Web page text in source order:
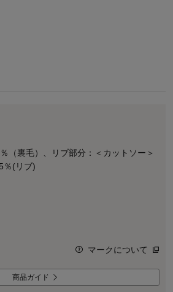
（裏毛）、リブ部分：＜カットソー＞
％(リブ)
マークについて
商品ガイド